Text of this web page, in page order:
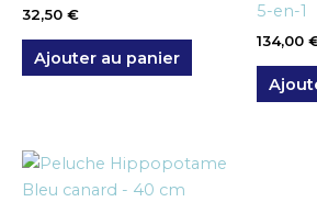
32,50 €
Ajouter au panier
5-en-1
134,00